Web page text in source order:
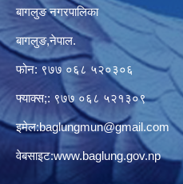
बागलुङ नगरपालिका
बागलुङ,नेपाल.
फोन: ९७७ ०६८ ५२०३०६
फ्याक्स;: ९७७ ०६८ ५२१३०९
इमेल:baglungmun@gmail.com
वेबसाइट:www.baglung.gov.np